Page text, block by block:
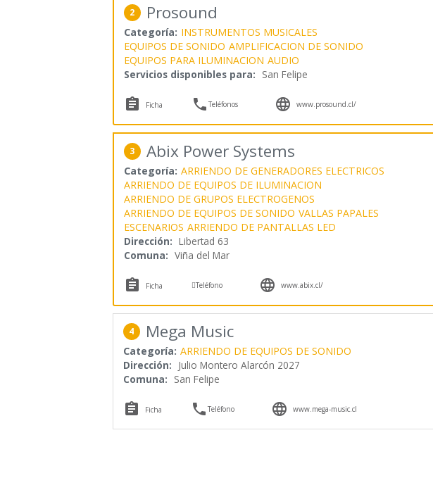
2 Prosound
Categoría: INSTRUMENTOS MUSICALES
EQUIPOS DE SONIDO AMPLIFICACION DE SONIDO
EQUIPOS PARA ILUMINACION AUDIO
Servicios disponibles para: San Felipe
 Ficha Teléfonos  www.prosound.cl/
3 Abix Power Systems
Categoría: ARRIENDO DE GENERADORES ELECTRICOS
ARRIENDO DE EQUIPOS DE ILUMINACION
ARRIENDO DE GRUPOS ELECTROGENOS
ARRIENDO DE EQUIPOS DE SONIDO VALLAS PAPALES
ESCENARIOS ARRIENDO DE PANTALLAS LED
Dirección: Libertad 63
Comuna: Viña del Mar
 Ficha Teléfono  www.abix.cl/
4 Mega Music
Categoría: ARRIENDO DE EQUIPOS DE SONIDO
Dirección: Julio Montero Alarcón 2027
Comuna: San Felipe
 Ficha Teléfono  www.mega-music.cl